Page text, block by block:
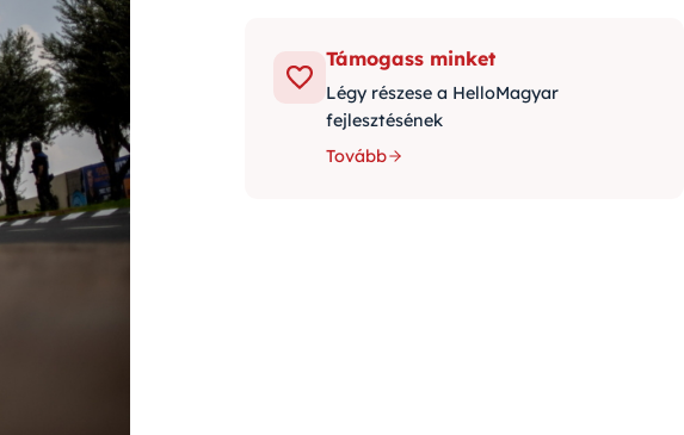
Támogass minket
Légy részese a HelloMagyar
fejlesztésének
Tovább